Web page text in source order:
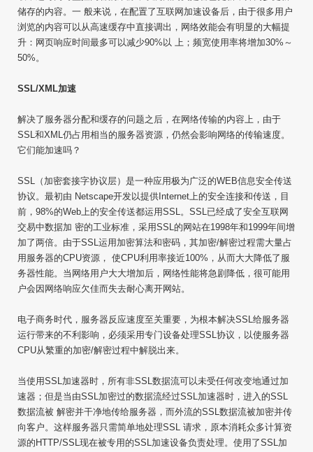
储存的内容。一 般来说，在配置了互联网加速设备后，由于很多用户
浏览的内容可以从高速缓存中直接调出，网络效能会有明显的大幅提
升：网页响应时间最多可以减少90%以 上；频宽使用率将增加30%～
50%。
SSL/XML加速
解决了服务器分配和缓存的问题之后，在网络传输的内容上，由于
SSL和XML仍占用相当的服务器资源，仍然会影响网络的传输速度。
它们能加速吗？
SSL（加密套接字协议层）是一种应用极为广泛的WEB信息安全传送
协议。最初由 Netscape开发以提供Internet上的安全连接和传送，目
前，98%的Web上的安全传送都运用SSL。SSL已经成了安全互联网
交易中数据加 密的工业标准，采用SSL的网站在1998年和1999年间增
加了两倍。由于SSL运用加密算法和密码，其加密/解密过程需大量占
用服务器的CPU资源， 使CPU利用率接近100%，从而大大降低了服
务器性能。当网络用户大大增加后，网络性能将急剧降低，很可能用
户会因网络响应欠佳而失去耐心离开网站。
电子商务时代，服务器反应速度至关重要，为根本解决SSL给服务器
运行带来的不利影响，必须采用专门设备处理SSL协议，以使服务器
CPU从繁重的加密/解密过程中解脱出来。
当使用SSL加速器时，所有非SSL数据流可以未受任何改变地通过加
速器；但是当由SSL加密过的数据流经过SSL加速器时，进入的SSL
数据流被 解密并干净地传给服务器，而外流的SSL数据流被加密并传
向客户。这样服务器只需简单地处理SSL 请求，原本消耗众多计算资
源的HTTP/SSL现在被专用的SSL加速设备负责处理。使用了SSL加